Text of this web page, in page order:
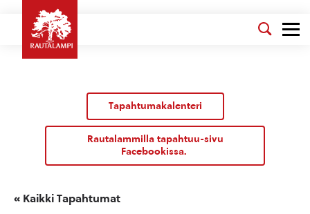
Tapahtumakalenteri
Rautalammilla tapahtuu-sivu
Facebookissa.
« Kaikki Tapahtumat